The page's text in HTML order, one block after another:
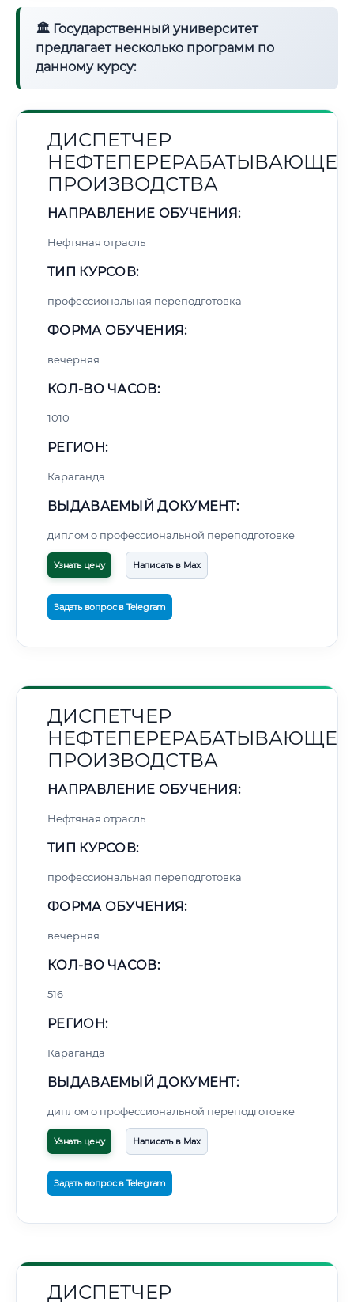
🏛 Государственный университет
предлагает несколько программ по
данному курсу:
ДИСПЕТЧЕР
ПРОИЗВОДСТВА
НАПРАВЛЕНИЕ ОБУЧЕНИЯ:
Нефтяная отрасль
ТИП КУРСОВ:
профессиональная переподготовка
ФОРМА ОБУЧЕНИЯ:
вечерняя
КОЛ-ВО ЧАСОВ:
1010
РЕГИОН:
Караганда
ВЫДАВАЕМЫЙ ДОКУМЕНТ:
диплом о профессиональной переподготовке
Узнать цену Написать в Max
Задать вопрос в Telegram
ДИСПЕТЧЕР
ПРОИЗВОДСТВА
НАПРАВЛЕНИЕ ОБУЧЕНИЯ:
Нефтяная отрасль
ТИП КУРСОВ:
профессиональная переподготовка
ФОРМА ОБУЧЕНИЯ:
вечерняя
КОЛ-ВО ЧАСОВ:
516
РЕГИОН:
Караганда
ВЫДАВАЕМЫЙ ДОКУМЕНТ:
диплом о профессиональной переподготовке
Узнать цену Написать в Max
Задать вопрос в Telegram
ДИСПЕТЧЕР